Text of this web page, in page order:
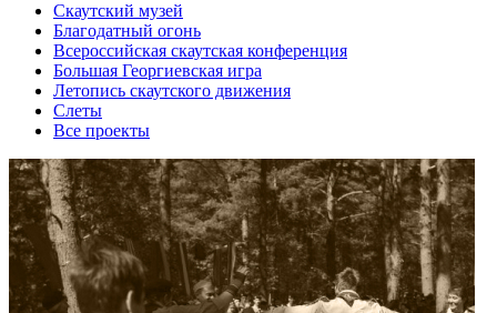
Скаутский музей
Благодатный огонь
Всероссийская скаутская конференция
Большая Георгиевская игра
Летопись скаутского движения
Слеты
Все проекты